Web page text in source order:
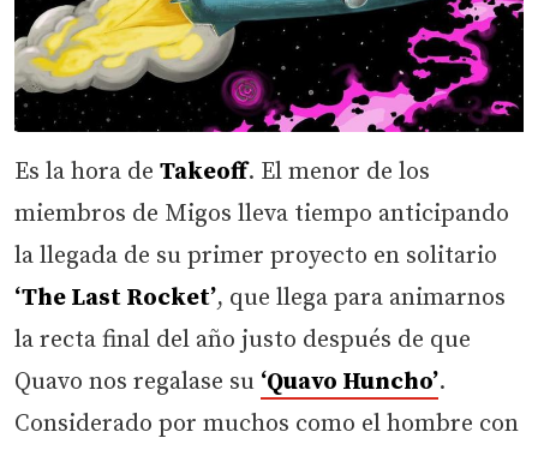
Es la hora de Takeoff. El menor de los
miembros de Migos lleva tiempo anticipando
la llegada de su primer proyecto en solitario
‘The Last Rocket’, que llega para animarnos
la recta final del año justo después de que
Quavo nos regalase su ‘Quavo Huncho’.
Considerado por muchos como el hombre con